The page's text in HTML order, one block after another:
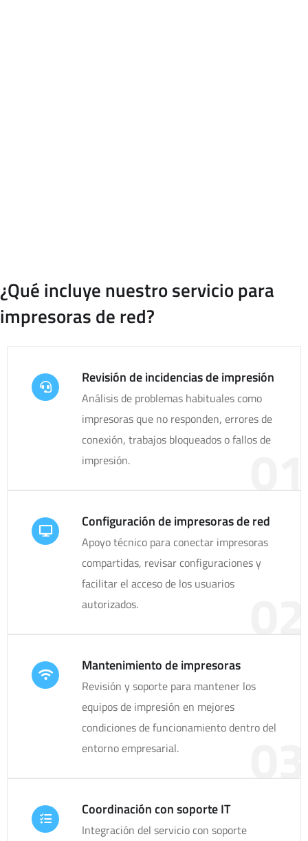
¿Qué incluye nuestro servicio para
impresoras de red?
01
Revisión de incidencias de impresión
Análisis de problemas habituales como
impresoras que no responden, errores de
conexión, trabajos bloqueados o fallos de
impresión.
02
Configuración de impresoras de red
Apoyo técnico para conectar impresoras
compartidas, revisar configuraciones y
facilitar el acceso de los usuarios
autorizados.
03
Mantenimiento de impresoras
Revisión y soporte para mantener los
equipos de impresión en mejores
condiciones de funcionamiento dentro del
entorno empresarial.
Coordinación con soporte IT
Integración del servicio con soporte